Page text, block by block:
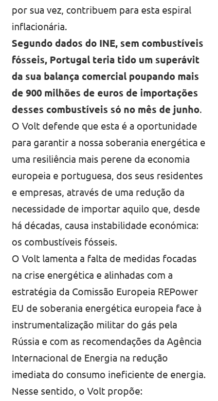
por sua vez, contribuem para esta espiral
inflacionária.
Segundo dados do INE, sem combustíveis
fósseis, Portugal teria tido um superávit
da sua balança comercial poupando mais
de 900 milhões de euros de importações
desses combustíveis só no mês de junho.
O Volt defende que esta é a oportunidade
para garantir a nossa soberania energética e
uma resiliência mais perene da economia
europeia e portuguesa, dos seus residentes
e empresas, através de uma redução da
necessidade de importar aquilo que, desde
há décadas, causa instabilidade económica:
os combustíveis fósseis.
O Volt lamenta a falta de medidas focadas
na crise energética e alinhadas com a
estratégia da Comissão Europeia REPower
EU de soberania energética europeia face à
instrumentalização militar do gás pela
Rússia e com as recomendações da Agência
Internacional de Energia na redução
imediata do consumo ineficiente de energia.
Nesse sentido, o Volt propõe: